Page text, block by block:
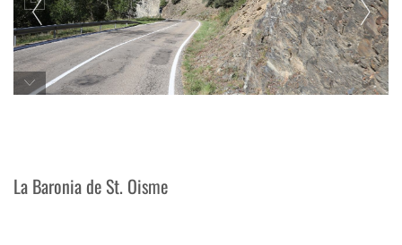
La Baronia de St. Oisme